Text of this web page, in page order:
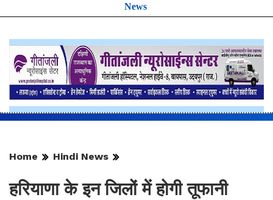
News
Home Hindi News
हरियाणा के इन जिलों में होगी तूफानी